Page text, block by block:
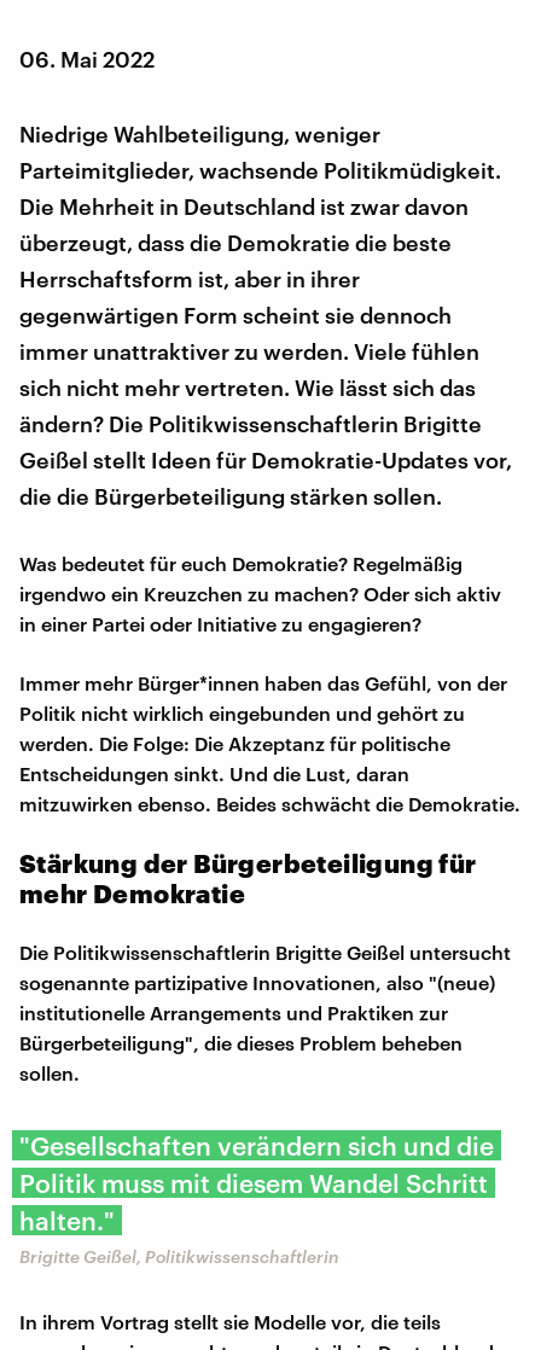
06. Mai 2022
Niedrige Wahlbeteiligung, weniger
Parteimitglieder, wachsende Politikmüdigkeit.
Die Mehrheit in Deutschland ist zwar davon
überzeugt, dass die Demokratie die beste
Herrschaftsform ist, aber in ihrer
gegenwärtigen Form scheint sie dennoch
immer unattraktiver zu werden. Viele fühlen
sich nicht mehr vertreten. Wie lässt sich das
ändern? Die Politikwissenschaftlerin Brigitte
Geißel stellt Ideen für Demokratie-Updates vor,
die die Bürgerbeteiligung stärken sollen.
Was bedeutet für euch Demokratie? Regelmäßig
irgendwo ein Kreuzchen zu machen? Oder sich aktiv
in einer Partei oder Initiative zu engagieren?
Immer mehr Bürger*innen haben das Gefühl, von der
Politik nicht wirklich eingebunden und gehört zu
werden. Die Folge: Die Akzeptanz für politische
Entscheidungen sinkt. Und die Lust, daran
mitzuwirken ebenso. Beides schwächt die Demokratie.
Stärkung der Bürgerbeteiligung für
mehr Demokratie
Die Politikwissenschaftlerin Brigitte Geißel untersucht
sogenannte partizipative Innovationen, also "(neue)
institutionelle Arrangements und Praktiken zur
Bürgerbeteiligung", die dieses Problem beheben
sollen.
"Gesellschaften verändern sich und die
Politik muss mit diesem Wandel Schritt
halten."
Brigitte Geißel, Politikwissenschaftlerin
In ihrem Vortrag stellt sie Modelle vor, die teils